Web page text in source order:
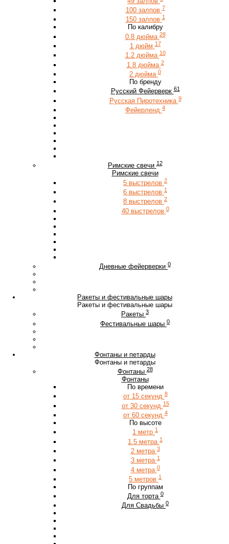
100 залпов 7
150 залпов 1
По калибру
0.8 дюйма 28
1 дюйм 17
1.2 дюйма 10
1.8 дюйма 2
2 дюйма 0
По бренду
Русский Фейерверк 61
Русская Пиротехника 9
Фейерленд 4
Римские свечи 12
Римские свечи
5 выстрелов 2
6 выстрелов 1
8 выстрелов 2
40 выстрелов 0
Дневные фейерверки 0
Ракеты и фестивальные шары
Ракеты и фестивальные шары
Ракеты 3
Фестивальные шары 0
Фонтаны и петарды
Фонтаны и петарды
Фонтаны 28
Фонтаны
По времени
от 15 секунд 8
от 30 секунд 15
от 60 секунд 4
По высоте
1 метр 1
1.5 метра 1
2 метра 3
3 метра 1
4 метра 0
5 метров 1
По группам
Для торта 0
Для Свадьбы 0